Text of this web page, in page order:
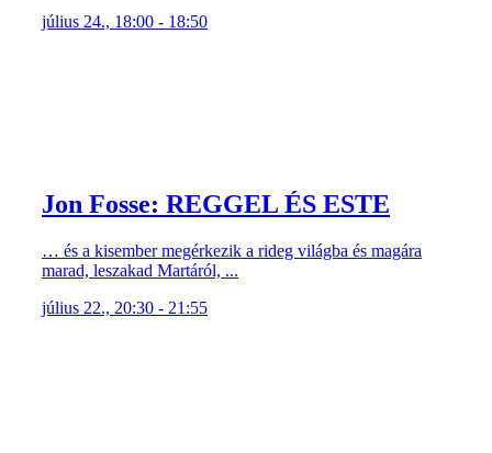
július 24., 18:00 - 18:50
Jon Fosse: REGGEL ÉS ESTE
… és a kisember megérkezik a rideg világba és magára
marad, leszakad Martáról, ...
július 22., 20:30 - 21:55